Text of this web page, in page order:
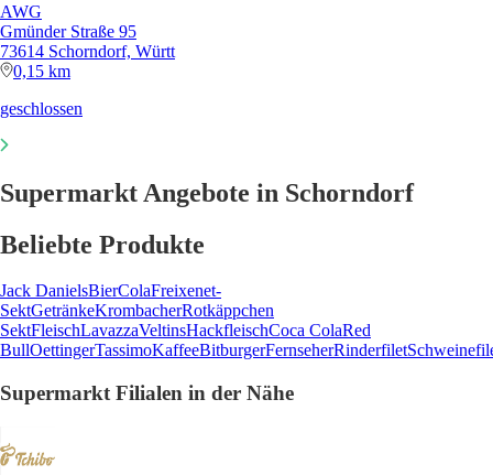
AWG
Gmünder Straße 95
73614 Schorndorf, Württ
0,15 km
geschlossen
Supermarkt Angebote in Schorndorf
Beliebte Produkte
Jack DanielsBierColaFreixenet-
SektGetränkeKrombacherRotkäppchen
SektFleischLavazzaVeltinsHackfleischCoca ColaRed
BullOettingerTassimoKaffeeBitburgerFernseherRinderfilet
Supermarkt Filialen in der Nähe